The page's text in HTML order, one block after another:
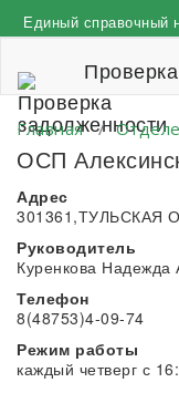
к
Единый
Главная/
ОСП
Адрес
301361,ТУЛЬСКАЯ
Руководитель
Куренкова Надежда
Телефон
8(48753)4-09-74
Режим работы
каждый четверг с